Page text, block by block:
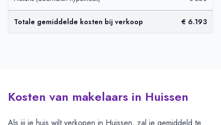
Totale gemiddelde kosten bij verkoop € 6.193
Kosten van makelaars in Huissen